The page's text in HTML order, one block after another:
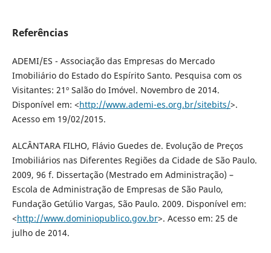
Referências
ADEMI/ES - Associação das Empresas do Mercado
Imobiliário do Estado do Espírito Santo. Pesquisa com os
Visitantes: 21º Salão do Imóvel. Novembro de 2014.
Disponível em: <http://www.ademi-es.org.br/sitebits/>.
Acesso em 19/02/2015.
ALCÂNTARA FILHO, Flávio Guedes de. Evolução de Preços
Imobiliários nas Diferentes Regiões da Cidade de São Paulo.
2009, 96 f. Dissertação (Mestrado em Administração) –
Escola de Administração de Empresas de São Paulo,
Fundação Getúlio Vargas, São Paulo. 2009. Disponível em:
<http://www.dominiopublico.gov.br>. Acesso em: 25 de
julho de 2014.